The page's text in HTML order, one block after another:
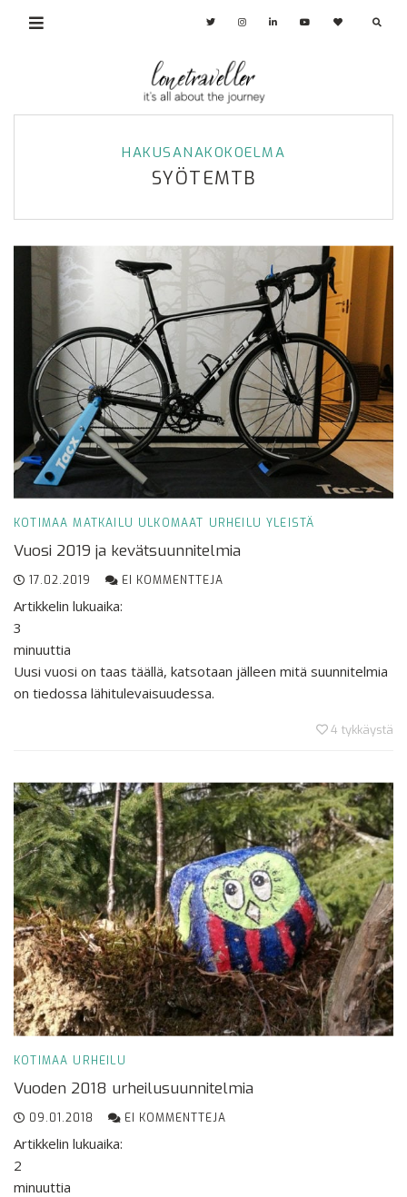
HAKUSANAKOKOELMA
SYÖTEMTB
KOTIMAA MATKAILU ULKOMAAT URHEILU YLEISTÄ
Vuosi 2019 ja kevätsuunnitelmia
17.02.2019 EI KOMMENTTEJA
Artikkelin lukuaika:
3
minuuttia
Uusi vuosi on taas täällä, katsotaan jälleen mitä suunnitelmia
on tiedossa lähitulevaisuudessa.
4 tykkäystä
KOTIMAA URHEILU
Vuoden 2018 urheilusuunnitelmia
09.01.2018 EI KOMMENTTEJA
Artikkelin lukuaika:
2
minuuttia